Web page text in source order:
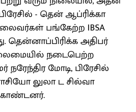
- தென் ஆப்ரிக்கா
பங்கேற்ற IBSA
தென்னாப்பிரிக்க அதிபர்
நடைபெற்ற
நரேந்திர மோடி, பிரேசில்
லுலா ட சில்வா